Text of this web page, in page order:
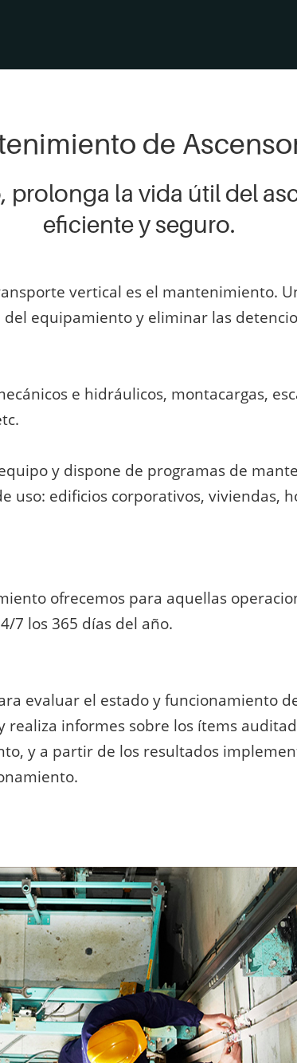
de
la vida útil del
eficiente y seguro.
vertical es el mantenimiento.
equipamiento y eliminar las
e hidráulicos, montacargas,
y dispone de programas de
uso: edificios corporativos, viviendas,
ofrecemos para aquellas
7 los 365 días del año.
evaluar el estado y funcionamiento
informes sobre los ítems
y a partir de los resultados